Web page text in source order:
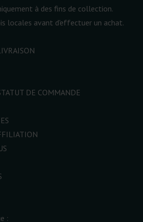
à des fins de collection.
locales avant d'effectuer un achat.
DE COMMANDE
: